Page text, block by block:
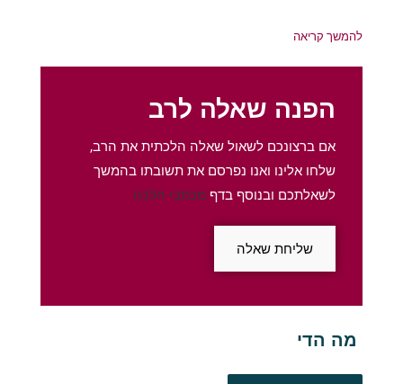
להמשך קריאה
הפנה שאלה לרב
אם ברצונכם לשאול שאלה הלכתית את הרב,
שלחו אלינו ואנו נפרסם את תשובתו בהמשך
לשאלתכם ובנוסף בדף מכתבי הלכה
שליחת שאלה
מה הדין לגבי